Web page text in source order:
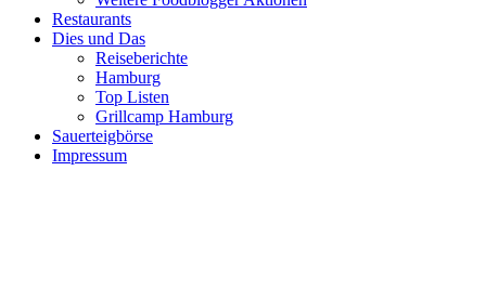
Restaurants
Dies und Das
Reiseberichte
Hamburg
Top Listen
Grillcamp Hamburg
Sauerteigbörse
Impressum